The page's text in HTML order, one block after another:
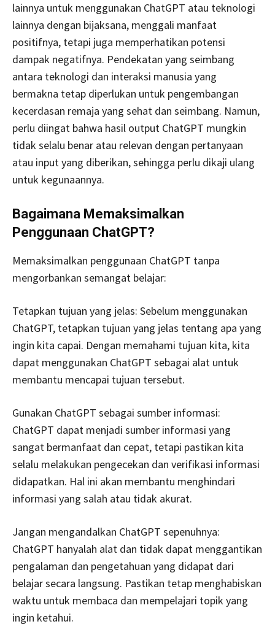
lainnya untuk menggunakan ChatGPT atau teknologi
lainnya dengan bijaksana, menggali manfaat
positifnya, tetapi juga memperhatikan potensi
dampak negatifnya. Pendekatan yang seimbang
antara teknologi dan interaksi manusia yang
bermakna tetap diperlukan untuk pengembangan
kecerdasan remaja yang sehat dan seimbang. Namun,
perlu diingat bahwa hasil output ChatGPT mungkin
tidak selalu benar atau relevan dengan pertanyaan
atau input yang diberikan, sehingga perlu dikaji ulang
untuk kegunaannya.
Bagaimana Memaksimalkan
Penggunaan ChatGPT?
Memaksimalkan penggunaan ChatGPT tanpa
mengorbankan semangat belajar:
Tetapkan tujuan yang jelas: Sebelum menggunakan
ChatGPT, tetapkan tujuan yang jelas tentang apa yang
ingin kita capai. Dengan memahami tujuan kita, kita
dapat menggunakan ChatGPT sebagai alat untuk
membantu mencapai tujuan tersebut.
Gunakan ChatGPT sebagai sumber informasi:
ChatGPT dapat menjadi sumber informasi yang
sangat bermanfaat dan cepat, tetapi pastikan kita
selalu melakukan pengecekan dan verifikasi informasi
didapatkan. Hal ini akan membantu menghindari
informasi yang salah atau tidak akurat.
Jangan mengandalkan ChatGPT sepenuhnya:
ChatGPT hanyalah alat dan tidak dapat menggantikan
pengalaman dan pengetahuan yang didapat dari
belajar secara langsung. Pastikan tetap menghabiskan
waktu untuk membaca dan mempelajari topik yang
ingin ketahui.